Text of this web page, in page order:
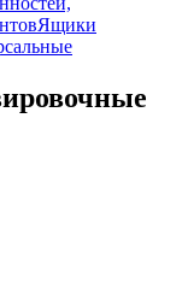
Ящики